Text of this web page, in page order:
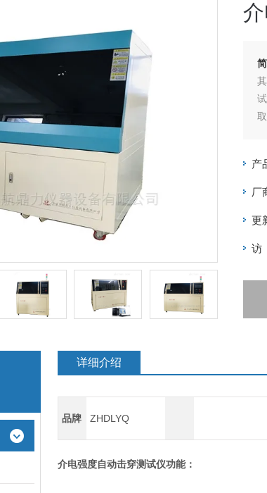
产
厂
更
访
详细介绍
品牌 ZHDLYQ
介电强度自动击穿测试仪功能：